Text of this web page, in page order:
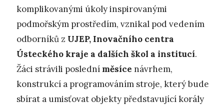
komplikovanými úkoly inspirovanými
podmořským prostředím, vznikal pod vedením
odborníků z UJEP, Inovačního centra
Ústeckého kraje a dalších škol a institucí.
Žáci strávili poslední měsíce návrhem,
konstrukcí a programováním stroje, který bude
sbírat a umisťovat objekty představující korály